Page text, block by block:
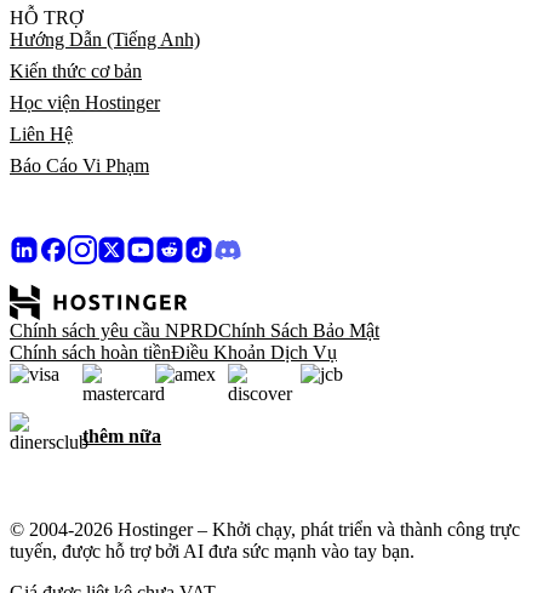
HỖ TRỢ
Hướng Dẫn (Tiếng Anh)
Kiến thức cơ bản
Học viện Hostinger
Liên Hệ
Báo Cáo Vi Phạm
Chính sách yêu cầu NPRDChính Sách Bảo Mật
Chính sách hoàn tiềnĐiều Khoản Dịch Vụ
thêm nữa
© 2004-2026 Hostinger – Khởi chạy, phát triển và thành công trực
tuyến, được hỗ trợ bởi AI đưa sức mạnh vào tay bạn.